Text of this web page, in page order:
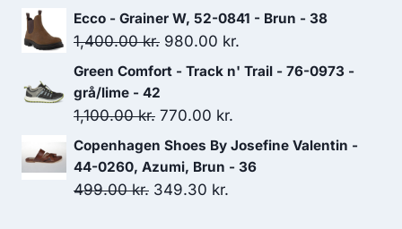
1,000.00 kr..700.00 kr..
oprindelige
pris
699.00 kr..
aktuelle
pris
Ecco - Grainer W, 52-0841 - Brun - 38
1,400.00kr. Den
oprindelige
var:
1,400.00 kr..
980.00 kr.
aktuelle
980.00 kr..
Green Comfort - Track n' Trail - 76-0973 -
grå/lime - 42
1,100.00kr. Den
oprindelige
pris
var:
770.00 kr.
aktuelle
pris
Copenhagen Shoes By Josefine Valentin -
44-0260, Azumi, Brun - 36
499.00kr. Den
349.30 kr.